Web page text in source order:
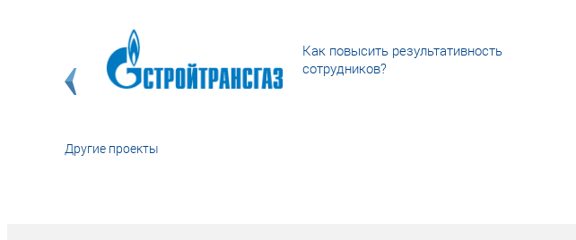
Как повысить результативность
сотрудников?
Другие проекты